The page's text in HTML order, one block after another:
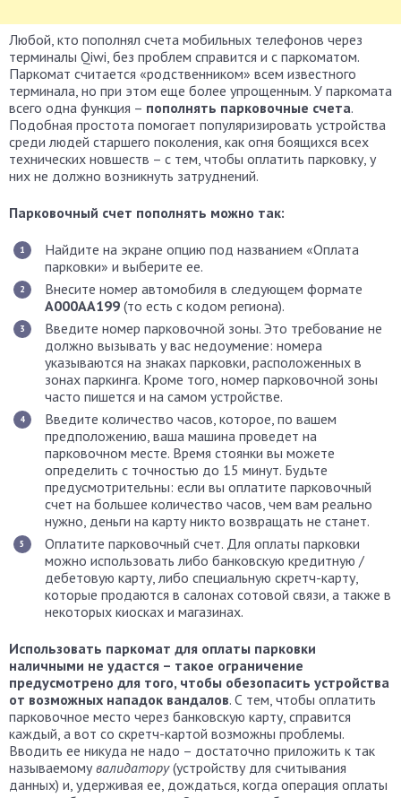
Любой, кто пополнял счета мобильных телефонов через
терминалы Qiwi, без проблем справится и с паркоматом.
Паркомат считается «родственником» всем известного
терминала, но при этом еще более упрощенным. У паркомата
всего одна функция – пополнять парковочные счета.
Подобная простота помогает популяризировать устройства
среди людей старшего поколения, как огня боящихся всех
технических новшеств – с тем, чтобы оплатить парковку, у
них не должно возникнуть затруднений.
Парковочный счет пополнять можно так:
Найдите на экране опцию под названием «Оплата
парковки» и выберите ее.
Внесите номер автомобиля в следующем формате
А000АА199 (то есть с кодом региона).
Введите номер парковочной зоны. Это требование не
должно вызывать у вас недоумение: номера
указываются на знаках парковки, расположенных в
зонах паркинга. Кроме того, номер парковочной зоны
часто пишется и на самом устройстве.
Введите количество часов, которое, по вашем
предположению, ваша машина проведет на
парковочном месте. Время стоянки вы можете
определить с точностью до 15 минут. Будьте
предусмотрительны: если вы оплатите парковочный
счет на большее количество часов, чем вам реально
нужно, деньги на карту никто возвращать не станет.
Оплатите парковочный счет. Для оплаты парковки
можно использовать либо банковскую кредитную /
дебетовую карту, либо специальную скретч-карту,
которые продаются в салонах сотовой связи, а также в
некоторых киосках и магазинах.
Использовать паркомат для оплаты парковки
наличными не удастся – такое ограничение
предусмотрено для того, чтобы обезопасить устройства
от возможных нападок вандалов. С тем, чтобы оплатить
парковочное место через банковскую карту, справится
каждый, а вот со скретч-картой возможны проблемы.
Вводить ее никуда не надо – достаточно приложить к так
называемомувалидатору(устройству для считывания
данных) и, удерживая ее, дождаться, когда операция оплаты